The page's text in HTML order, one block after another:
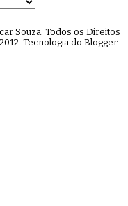
Souza: Todos os Direitos
Tecnologia do Blogger.